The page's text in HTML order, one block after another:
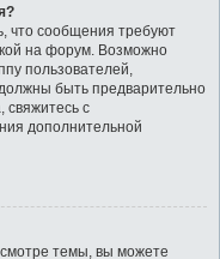
что сообщения требуют
на форум. Возможно
пользователей,
быть предварительно
свяжитесь с
дополнительной
темы, вы можете